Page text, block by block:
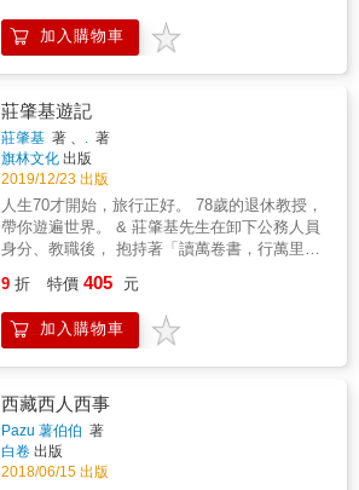
對西藏這塊土地的熱愛。
到了曾經長住大理的畫家飛飛，文捷才了解到
她何其有幸，竟趕上了大理好時代的尾巴，體
理好時光。 有了大理，天堂很多餘。 從大理到
德欽，蒼山到梅里雪山，洱海到瀘沽湖，路過
艷遇之都麗江，深入世外桃源雨崩，徒步了虎
跳峽，繞了雲南一圈，卻發現嬉皮古城大理才
是歸屬。 2012年的大理，人民路上的老屋有點
歪斜，瓦片上長滿了野草，山裡、巷內大麻肆
意生長。白天，長住客們打扮得如武俠小說中
的江湖人物，在青石板路上悠緩地四處串門
子。夜晚，詩人、作家、藝術家、文青與背包
家書店的古城，把喝酒吃飯，吟歌賦詩、睡覺
曬太陽列為首要之事的地方。 「在大理，每個
人都活成了幻覺中的自己。」一位離開大理的
長住客說。 那個我也曾短暫參與其中，美得跟
古城巷弄裡的野花一樣豔麗，同城外熟成的稻
海一般金黃，如穿透雲層落入蒼山中的光線那
樣絢麗的大理人生，難道只是幻覺？ 現在回頭
看，就算那只是如幻象般短暫，但毫無疑問
加入購物車
莊肇基遊記
莊肇基 著 、 . 著
旗林文化 出版
2019/12/23 出版
人生70才開始，旅行正好。 78歲的退休教授，
帶你遊遍世界。 & 莊肇基先生在卸下公務人員
身分、教職後， 抱持著「讀萬卷書，行萬里
水風光、澳洲的自然景致、 親自體驗印度的另
類風情、馬來西亞的人文景觀， 旅行中的點點
滴滴， 都是莊肇基先生，退休後的生活。 你也
旅途的每一天，作者皆詳細記錄過程、食宿，
景點背景與介紹，讓讀者即便不在現場，也能
清楚了解行程的美好及各地的風土民情。 & ◎
旅遊當地資訊，特闢專欄介紹 曾經擔任歷史、
9 折 特價 405 元
加入購物車
西藏西人西事
Pazu 薯伯伯 著
白卷 出版
2018/06/15 出版